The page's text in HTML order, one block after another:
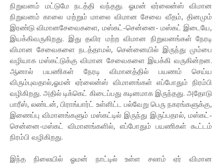
நிறுவனம் மட்டுமே நடத்தி வந்தது. ஓமன் ஏர்லைன்ஸ் விமான
நிறுவனம் காலை மற்றும் மாலை விமான சேவை வீதம், தினமும்
இரண்டு விமானசேவைகளை, மஸ்கட்-சென்னை- மஸ்கட் இடையே,
இயக்கிவருகிறது. இது தவிர மற்ற விமான நிறுவனங்கள் நேரடி
விமான சேவைகளை நடத்தாமல், சென்னையில் இருந்து மும்பை
வழியாக மஸ்கட்டுக்கு விமான சேவைகளை இயக்கி வருகின்றன.
ஆனால் பயணிகள் நேரடி விமானத்தில் பயணம் செய்ய
விரும்புவதால்,ஓமன் ஏர்லைன்ஸ் விமானங்கள் எப்போதும் நிரம்பி
வழிகிறது. அதில் டிக்கெட் கிடைப்பது கடினமாக இருந்தது. அதோடு
பாரீஸ், லண்டன், பிராங்பார்ட் உள்ளிட்ட பல்வேறு பெரு நகரங்களுக்கு,
இணைப்பு விமானங்களும் மஸ்கட்டில் இருந்து இருப்பதால், மஸ்கட்-
சென்னை-மஸ்கட் விமானங்களில், எப்போதும் பயணிகள் கூட்டம்
நிரம்பி வழிகிறது.
இந்த நிலையில் ஓமன் நாட்டில் உள்ள சலாம் ஏர் விமான